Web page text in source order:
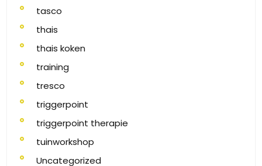
tasco
thais
thais koken
training
tresco
triggerpoint
triggerpoint therapie
tuinworkshop
Uncategorized